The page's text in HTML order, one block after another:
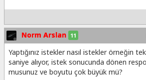
Norm Arslan 11
Yaptığınız istekler nasıl istekler örneğin
saniye alıyor, istek sonucunda dönen
musunuz ve boyutu çok büyük mü?